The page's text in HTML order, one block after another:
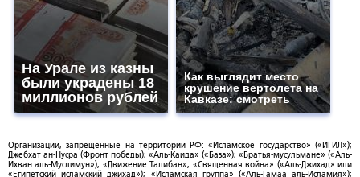
На Урале из казны
были украдены 18
миллионов рублей
Как выглядит место
крушение вертолета на
Кавказе: смотреть
Организации, запрещенные на территории РФ: «Исламское государство» («ИГИЛ»);
Джебхат ан-Нусра (Фронт победы); «Аль-Каида» («База»); «Братья-мусульмане» («Аль-
Ихван аль-Муслимун»); «Движение Талибан»; «Священная война» («Аль-Джихад» или
«Египетский исламский джихад»); «Исламская группа» («Аль-Гамаа аль-Исламия»);